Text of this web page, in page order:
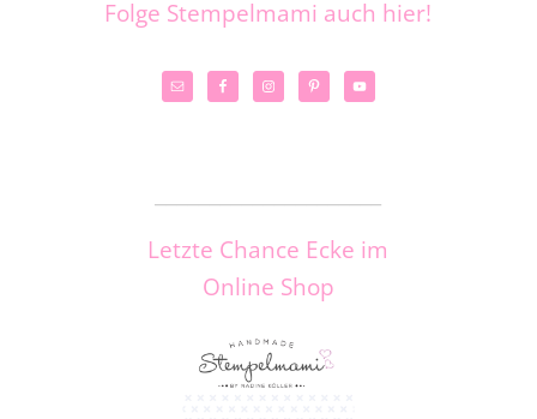
Folge Stempelmami auch hier!
Letzte Chance Ecke im
Online Shop